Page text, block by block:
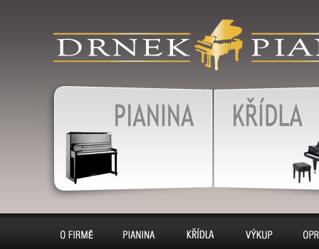
klavír, klavíry, piáno,
pianino, pianina, – piano
výkup, pronájem, servis
O firmě Pianina Klavíry Výkup